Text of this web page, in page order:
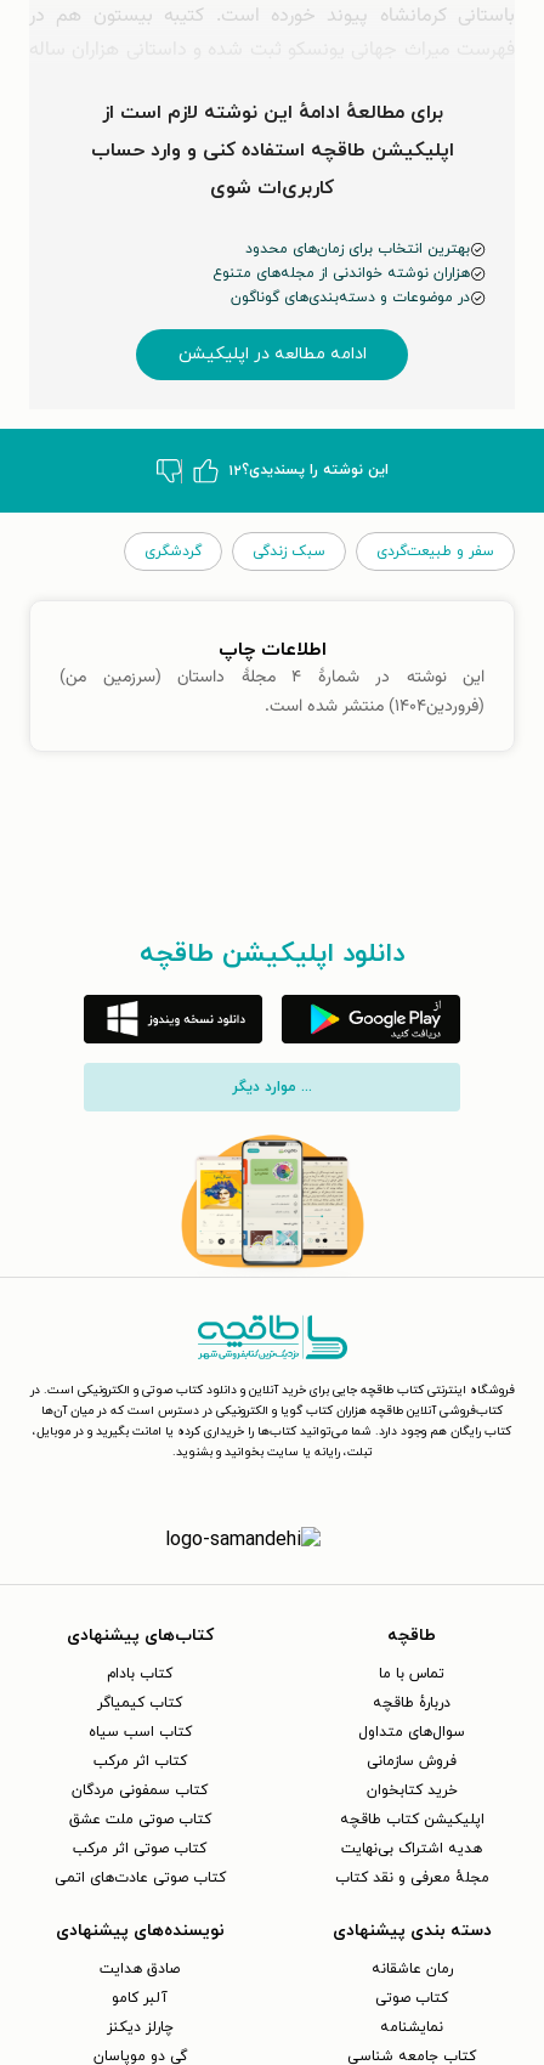
باستانی کرمانشاه پیوند خورده است. کتیبه بیستون هم در
برای مطالعهٔ ادامهٔ این نوشته لازم است از
اپلیکیشن طاقچه استفاده کنی و وارد حساب
کاربری‌ات شوی
بهترین انتخاب برای زمان‌های محدود
هزاران نوشته خواندنی از مجله‌های متنوع
در موضوعات و دسته‌بندی‌های گوناگون
ادامه مطالعه در اپلیکیشن
این نوشته‌ را پسندیدی؟۱۲
سفر و طبیعت‌گردی سبک زندگی گردشگری
اطلاعات چاپ
این نوشته در شمارهٔ ۴ مجلهٔ داستان (سرزمین من)
(فروردین۱۴۰۴) منتشر شده است.
دانلود اپلیکیشن طاقچه
... موارد دیگر
فروشگاه اینترنتی کتاب طاقچه جایی برای خرید آنلاین و دانلود کتاب صوتی و الکترونیکی است. در
کتاب‌فروشی آنلاین طاقچه هزاران کتاب گویا و الکترونیکی در دسترس است که در میان آن‌ها
کتاب رایگان هم وجود دارد. شما می‌توانید کتاب‌ها را خریداری کرده یا امانت بگیرید و در موبایل،
تبلت، رایانه یا سایت بخوانید و بشنوید.
طاقچه
تماس با ما
دربارهٔ طاقچه
سوال‌های متداول
فروش سازمانی
خرید کتابخوان
اپلیکیشن کتاب طاقچه
هدیه اشتراک بی‌نهایت
مجلهٔ معرفی و نقد کتاب
کتاب‌های پیشنهادی
کتاب بادام
کتاب کیمیاگر
کتاب اسب سیاه
کتاب اثر مرکب
کتاب سمفونی مردگان
کتاب صوتی ملت عشق
کتاب صوتی اثر مرکب
کتاب صوتی عادت‌های اتمی
دسته بندی پیشنهادی
رمان عاشقانه
کتاب‌ صوتی
نمایشنامه
کتاب جامعه شناسی
نویسنده‌های پیشنهادی
صادق هدایت
آلبر کامو
چارلز دیکنز
گی دو موپاسان